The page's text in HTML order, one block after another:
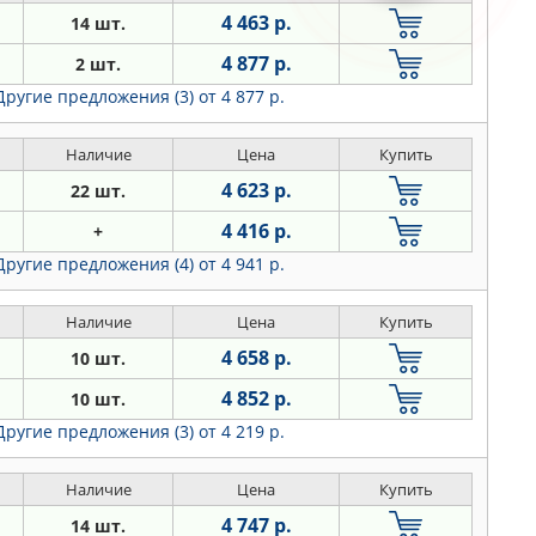
14 шт. 4 463 р.
2 шт. 4 877 р.
предложения (3) от 4 877 р.
Наличие Цена Купить
22 шт. 4 623 р.
+ 4 416 р.
предложения (4) от 4 941 р.
Наличие Цена Купить
10 шт. 4 658 р.
10 шт. 4 852 р.
предложения (3) от 4 219 р.
Наличие Цена Купить
14 шт. 4 747 р.